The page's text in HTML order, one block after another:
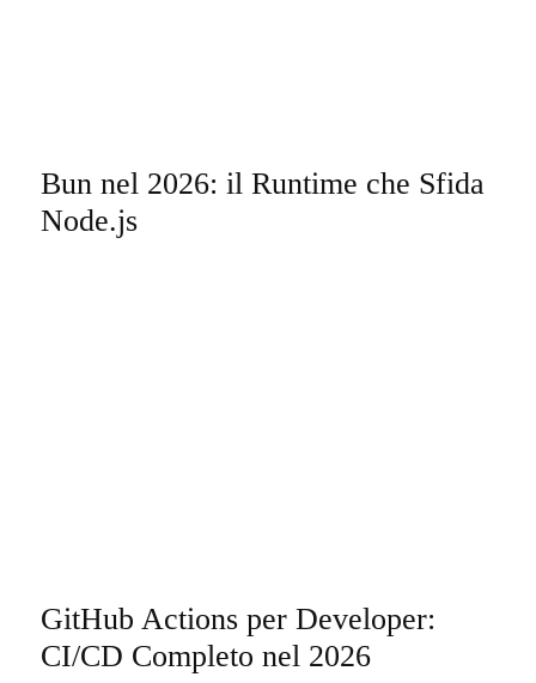
Bun nel 2026: il Runtime che Sfida
Node.js
GitHub Actions per Developer:
CI/CD Completo nel 2026